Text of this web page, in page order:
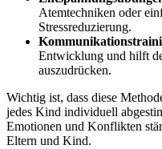
Atemtechniken oder
Stressreduzierung.
Entwicklung und hilft
auszudrücken.
Wichtig ist, dass diese
jedes Kind individuell
Emotionen und Konflikten
Eltern und Kind.